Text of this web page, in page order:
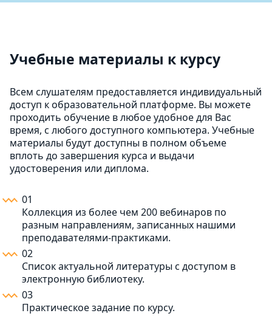
Учебные материалы к курсу
Всем слушателям предоставляется индивидуальный
доступ к образовательной платформе. Вы можете
проходить обучение в любое удобное для Вас
время, с любого доступного компьютера. Учебные
материалы будут доступны в полном объеме
вплоть до завершения курса и выдачи
удостоверения или диплома.
01
Коллекция из более чем 200 вебинаров по
разным направлениям, записанных нашими
преподавателями-практиками.
02
Список актуальной литературы с доступом в
электронную библиотеку.
03
Практическое задание по курсу.